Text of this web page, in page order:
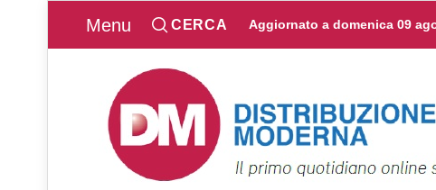
Menu CERCA Aggiornato a domenica 09